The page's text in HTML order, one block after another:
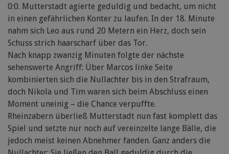
0:0. Mutterstadt agierte geduldig und bedacht, um nicht
in einen gefährlichen Konter zu laufen. In der 18. Minute
nahm sich Leo aus rund 20 Metern ein Herz, doch sein
Schuss strich haarscharf über das Tor.
Nach knapp zwanzig Minuten folgte der nächste
sehenswerte Angriff: Über Marcos linke Seite
kombinierten sich die Nullachter bis in den Strafraum,
doch Nikola und Tim waren sich beim Abschluss einen
Moment uneinig – die Chance verpuffte.
Rheinzabern überließ Mutterstadt nun fast komplett das
Spiel und setzte nur noch auf vereinzelte lange Bälle, die
jedoch meist keinen Abnehmer fanden. Ganz anders die